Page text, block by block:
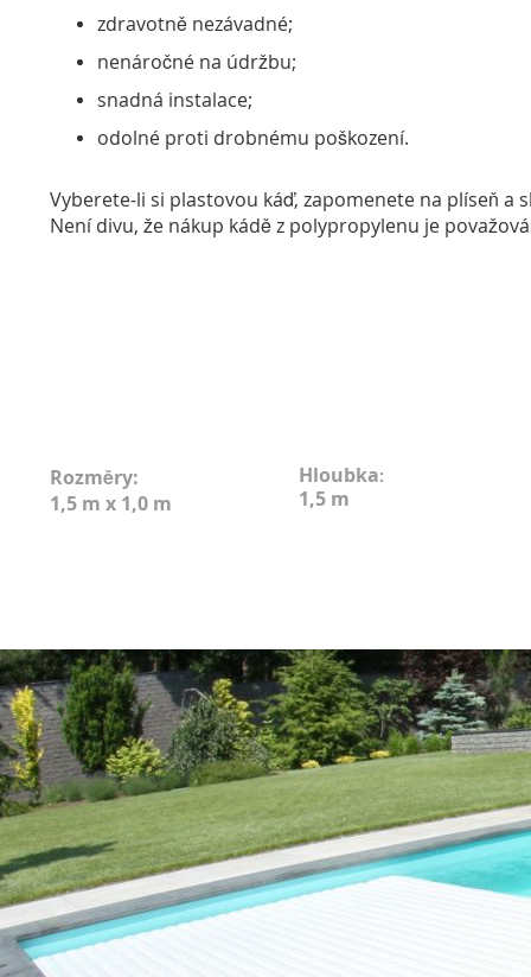
zdravotně nezávadné;
nenáročné na údržbu;
snadná instalace;
odolné proti drobnému poškození.
Vyberete-li si plastovou káď, zapomenete na plíseň
Není divu, že nákup kádě z polypropylenu je
Rozměry:
1,5 m x 1,0 m
Hloubka:
1,5 m